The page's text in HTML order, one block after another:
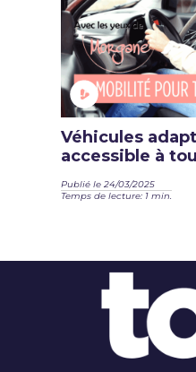
Véhicules
accessible à
Publié le 24/03/2025
Temps de lecture: 1 min.